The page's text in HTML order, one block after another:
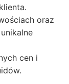
oraz
cen i